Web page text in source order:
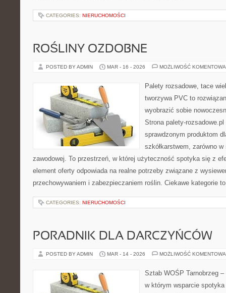
CATEGORIES: NIERUCHOMOŚCI
ROŚLINY OZDOBNE
POSTED BY ADMIN MAR - 16 - 2026 MOŻLIWOŚĆ
Palety rozsadowe, tace
tworzywa PVC to
wyobrazić sobie
Strona palety-
sprawdzonym produktom
szkółkarstwem, zarówno
zawodowej. To przestrzeń, w której użyteczność spotyka się z
element oferty odpowiada na realne potrzeby związane z
przechowywaniem i zabezpieczaniem roślin. Ciekawe kategorie
CATEGORIES: NIERUCHOMOŚCI
PORADNIK DLA DARCZYŃCÓW
POSTED BY ADMIN MAR - 14 - 2026 MOŻLIWOŚĆ
Sztab WOŚP Tarnobrzeg
w którym wsparcie